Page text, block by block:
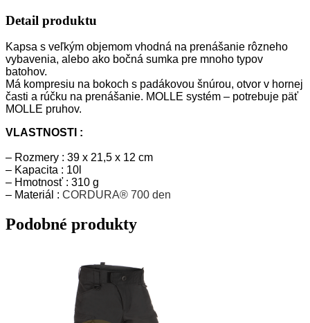
Detail produktu
Kapsa s veľkým objemom vhodná na prenášanie rôzneho
vybavenia, alebo ako bočná sumka pre mnoho typov
batohov.
Má kompresiu na bokoch s padákovou šnúrou, otvor v hornej
časti a rúčku na prenášanie. MOLLE systém – potrebuje päť
MOLLE pruhov.
VLASTNOSTI :
– Rozmery : 39 x 21,5 x 12 cm
– Kapacita : 10l
– Hmotnosť : 310 g
– Materiál : CORDURA® 700 den
Podobné produkty